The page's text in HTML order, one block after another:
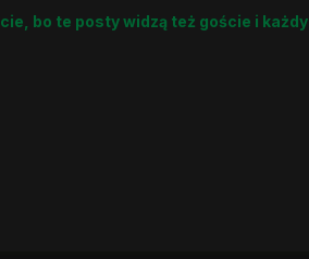
bo te posty widzą też goście i każdy